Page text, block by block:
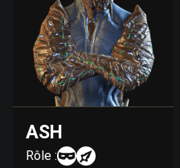
ASH
Rôle :